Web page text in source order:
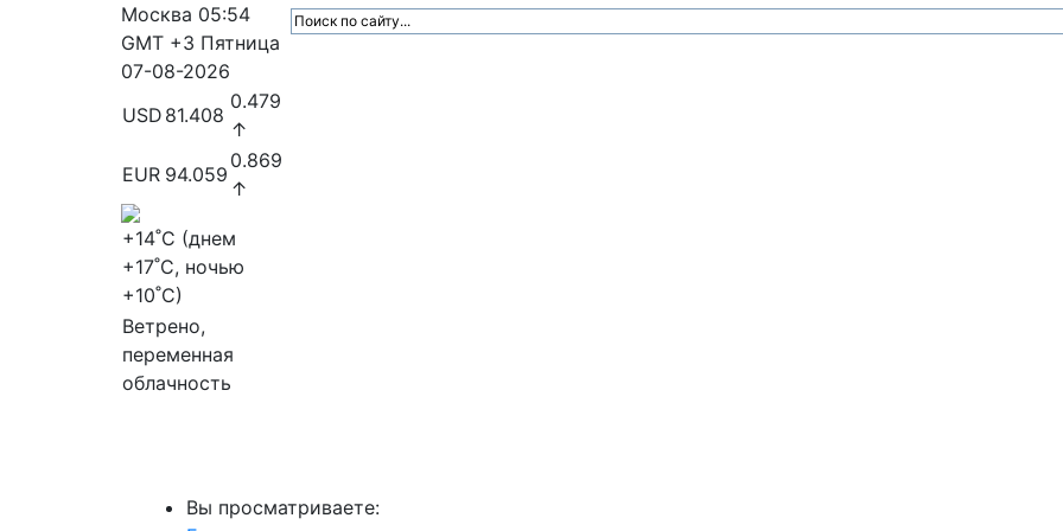
Москва 05:54
GMT +3 Пятница
07-08-2026
USD 81.408
0.479
↑
EUR 94.059
0.869
↑
+14˚C (днем
+17˚C, ночью
+10˚C)
Ветрено,
переменная
облачность
Вы просматриваете: